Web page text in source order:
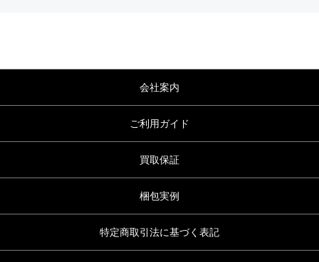
会社案内
ご利用ガイド
買取保証
梱包実例
特定商取引法に基づく表記